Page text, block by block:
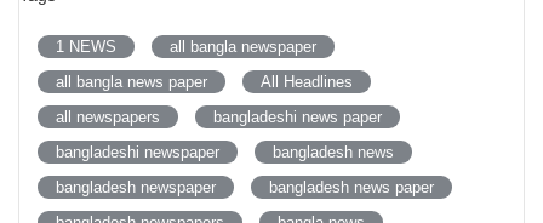
1 NEWS
all bangla newspaper
all bangla news paper
All Headlines
all newspapers
bangladeshi news paper
bangladeshi newspaper
bangladesh news
bangladesh newspaper
bangladesh news paper